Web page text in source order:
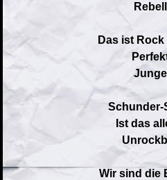
Rebell
Das ist Rock
Junge
Schunder-
Ist das
Wir sind die